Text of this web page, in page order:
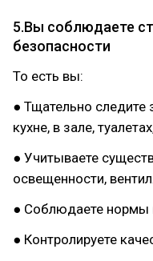
5.Вы соблюдаете
безопасности
То есть вы:
● Тщательно
кухне, в зале,
● Учитываете
освещенности,
● Соблюдаете нормы
● Контролируете